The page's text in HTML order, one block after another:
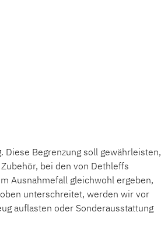
Begrenzung soll gewährleisten,
bei den von Dethleffs
Ausnahmefall gleichwohl ergeben,
unterschreitet, werden wir vor
auflasten oder Sonderausstattung